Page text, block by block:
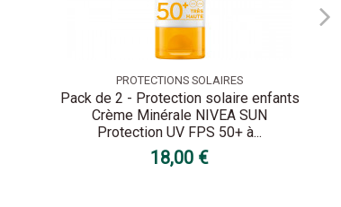
PROTECTIONS SOLAIRES
Pack de 2 - Protection solaire enfants
Crème Minérale NIVEA SUN
Protection UV FPS 50+ à...
18,00 €